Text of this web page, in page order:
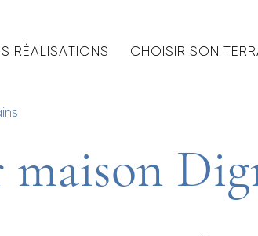
RÉALISATIONS CHOISIR SON